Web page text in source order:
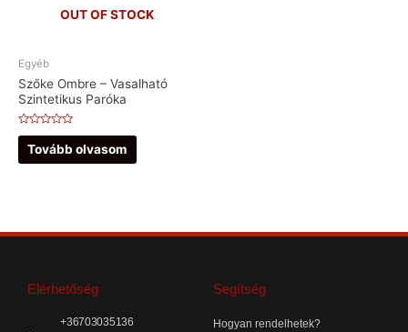
OUT OF STOCK
Egyéb
Szőke Ombre – Vasalható
Szintetikus Paróka
Értékelés:
5
Tovább olvasom
Elérhetőség
+36703035136
Segítség
Hogyan rendelhetek?